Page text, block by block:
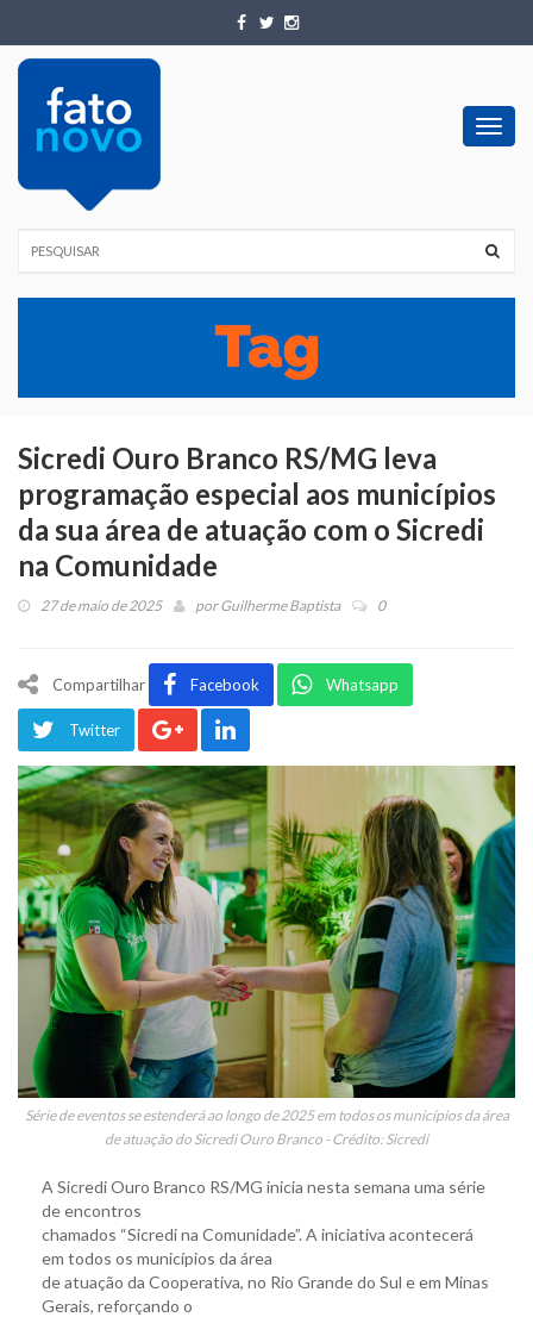
Sicredi Ouro Branco RS/MG leva
programação especial aos municípios
da sua área de atuação com o Sicredi
na Comunidade
27 de maio de 2025 porGuilherme Baptista 0
Compartilhar Facebook Whatsapp
Twitter
Série de eventos se estenderá ao longo de 2025 em todos os municípios da área
de atuação do Sicredi Ouro Branco - Crédito: Sicredi
A Sicredi Ouro Branco RS/MG inicia nesta semana uma série
de encontros
chamados “Sicredi na Comunidade”. A iniciativa acontecerá
em todos os municípios da área
de atuação da Cooperativa, no Rio Grande do Sul e em Minas
Gerais, reforçando o